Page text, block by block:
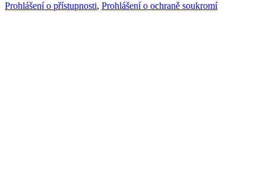
Prohlášení o přístupnosti, Prohlášení o ochraně soukromí